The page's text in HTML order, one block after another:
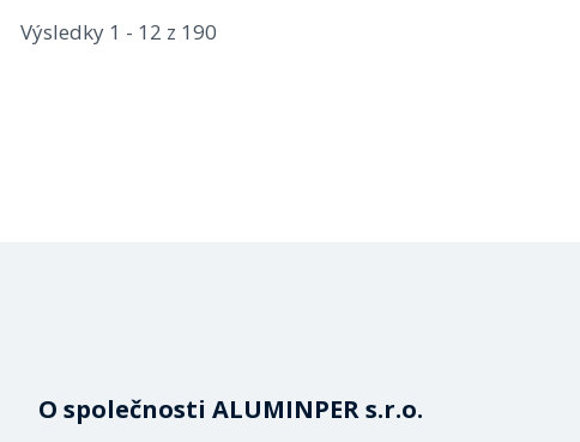
Výsledky 1 - 12 z 190
O společnosti ALUMINPER s.r.o.